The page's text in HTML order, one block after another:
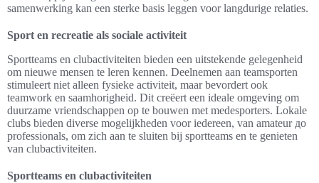
samenwerking kan een sterke basis leggen voor langdurige relaties.
Sport en recreatie als sociale activiteit
Sportteams en clubactiviteiten bieden een uitstekende gelegenheid
om nieuwe mensen te leren kennen. Deelnemen aan teamsporten
stimuleert niet alleen fysieke activiteit, maar bevordert ook
teamwork en saamhorigheid. Dit creëert een ideale omgeving om
duurzame vriendschappen op te bouwen met medesporters. Lokale
clubs bieden diverse mogelijkheden voor iedereen, van amateur до
professionals, om zich aan te sluiten bij sportteams en te genieten
van clubactiviteiten.
Sportteams en clubactiviteiten